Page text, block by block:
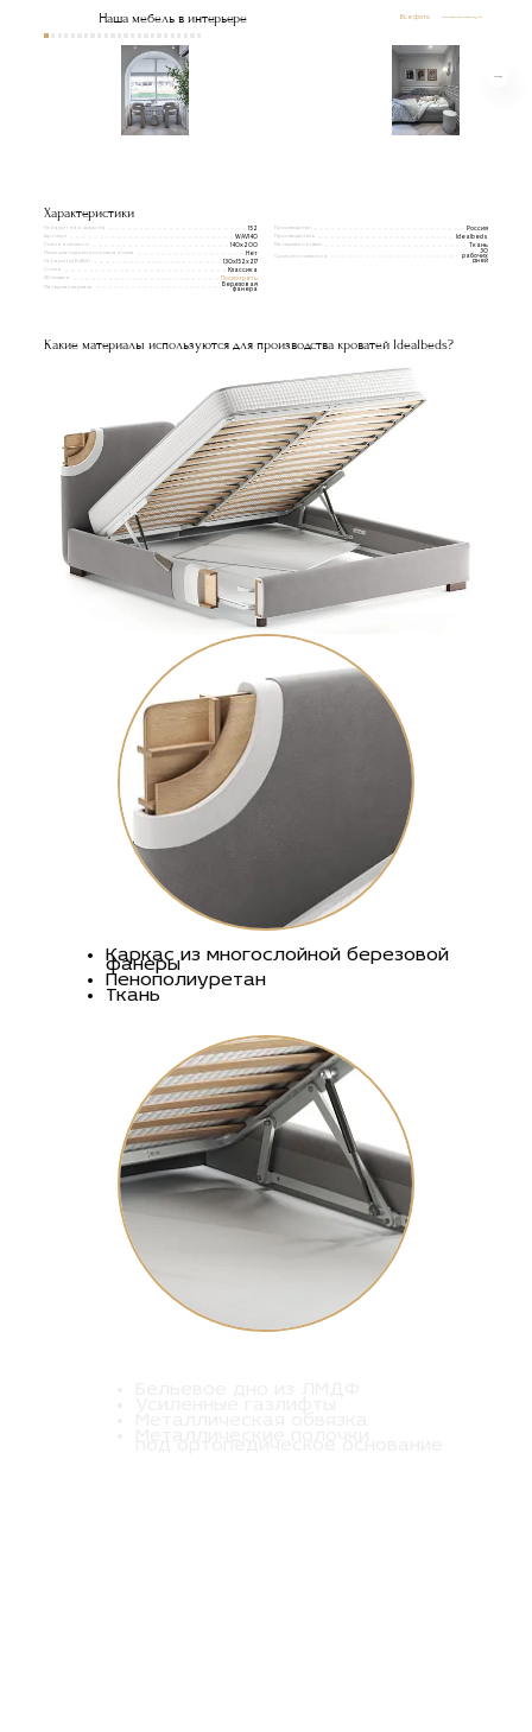
Наша мебель в интерьере Все фото
Характеристики
Габаритная ширина
152
Артикул
WAV140
Спальное место
140x200
Наличие подъемного механизма
Нет
Габариты(ВxШxГ)
130x152x217
Стиль
Классика
3D модель
Посмотреть
Материал каркаса
Березовая
фанера
Производство
Россия
Производитель
Idealbeds
Материал обивки
Ткань
Срок изготовления
30
рабочих
дней
Какие материалы используются для производства кроватей Idealbeds?
Каркас из многослойной березовой
фанеры
Пенополиуретан
Ткань